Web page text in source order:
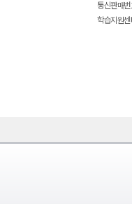
통신판매
학습지원